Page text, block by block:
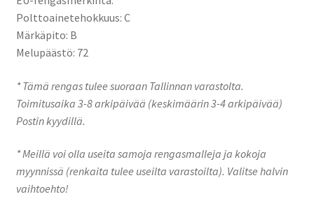
Polttoainetehokkuus: C
Märkäpito: B
Melupäästö: 72
* Tämä rengas tulee suoraan Tallinnan varastolta.
Toimitusaika 3-8 arkipäivää (keskimäärin 3-4 arkipäivää)
Postin kyydillä.
* Meillä voi olla useita samoja rengasmalleja ja kokoja
myynnissä (renkaita tulee useilta varastoilta). Valitse halvin
vaihtoehto!